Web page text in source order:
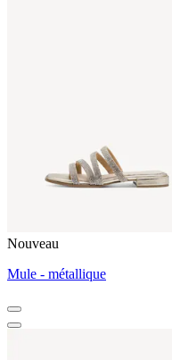
Nouveau
Mule - métallique